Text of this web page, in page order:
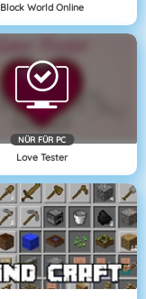
Block World Online
NÜR FÜR PC
Love Tester